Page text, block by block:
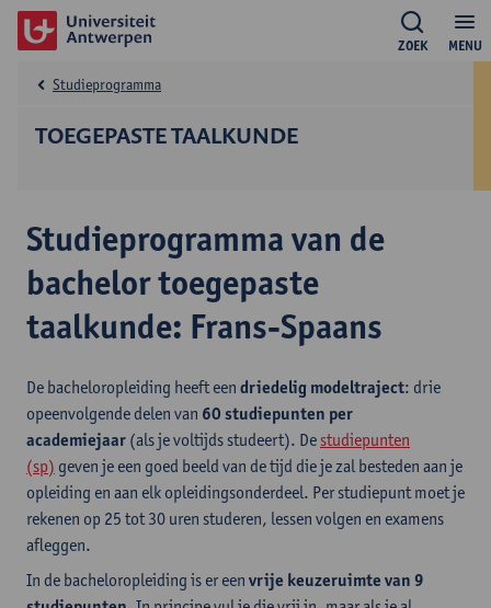
MENU
ZOEK
TOEGEPASTE TAALKUNDE
Studieprogramma
Studieprogramma van de
bachelor toegepaste
taalkunde: Frans-Spaans
De bacheloropleiding heeft een driedelig modeltraject: drie
opeenvolgende delen van 60 studiepunten per
academiejaar (als je voltijds studeert). De studiepunten
(sp) geven je een goed beeld van de tijd die je zal besteden aan je
opleiding en aan elk opleidingsonderdeel. Per studiepunt moet je
rekenen op 25 tot 30 uren studeren, lessen volgen en examens
afleggen.
In de bacheloropleiding is er een vrije keuzeruimte van 9